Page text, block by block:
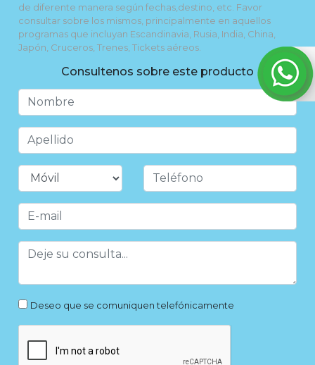
de diferente manera según fechas,destino, etc. Favor
consultar sobre los mismos, principalmente en aquellos
programas que incluyan Escandinavia, Rusia, India, China,
Japón, Cruceros, Trenes, Tickets aéreos.
Consultenos sobre este producto
Deseo que se comuniquen telefónicamente